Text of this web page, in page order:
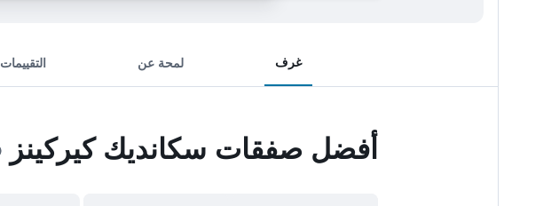
غرف لمحة عن التقييمات
أفضل صفقات سكانديك كيركينز